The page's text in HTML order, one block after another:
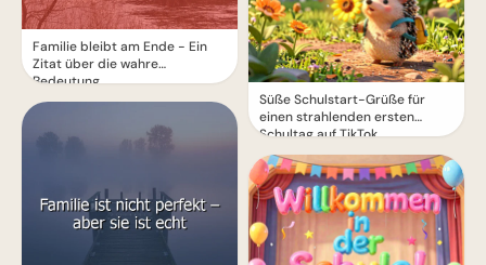
Familie bleibt am Ende - Ein
Zitat über die wahre
Bedeutung
Süße Schulstart-Grüße für
einen strahlenden ersten
Schultag auf TikTok